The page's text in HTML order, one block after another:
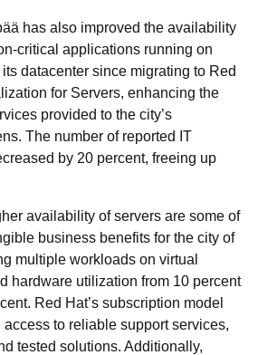
has also improved the availability
critical applications running on
datacenter since migrating to Red
for Servers, enhancing the
provided to the city’s
The number of reported IT
by 20 percent, freeing up
availability of servers are some of
business benefits for the city of
multiple workloads on virtual
hardware utilization from 10 percent
Red Hat’s subscription model
to reliable support services,
tested solutions. Additionally,